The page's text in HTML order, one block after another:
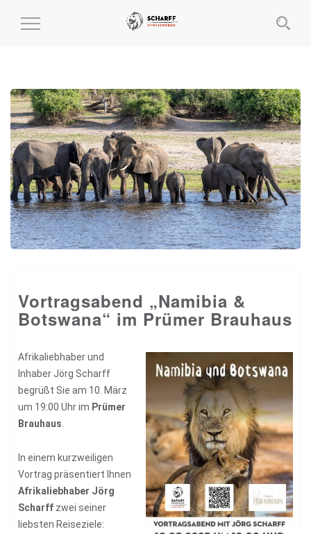
MENÜ
Vortragsabend „Namibia &
Botswana“ im Prümer Brauhaus
Afrikaliebhaber und
Inhaber Jörg Scharff
begrüßt Sie am 10. März
um 19:00 Uhr im Prümer
Brauhaus
In einem kurzweiligen
Vortrag präsentiert Ihnen
Afrikaliebhaber Jörg
Scharff zwei seiner
liebsten Reiseziele: